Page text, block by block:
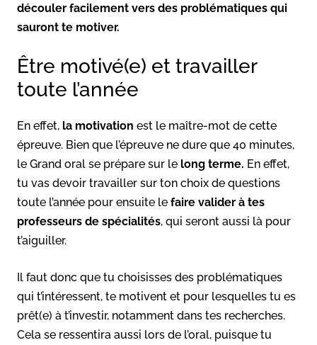
découler facilement vers des problématiques qui
sauront te motiver.
Être motivé(e) et travailler
toute l’année
En effet, la motivation est le maître-mot de cette
épreuve. Bien que l’épreuve ne dure que 40 minutes,
le Grand oral se prépare sur le long terme. En effet,
tu vas devoir travailler sur ton choix de questions
toute l’année pour ensuite le faire valider à tes
professeurs de spécialités, qui seront aussi là pour
t’aiguiller.
Il faut donc que tu choisisses des problématiques
qui t’intéressent, te motivent et pour lesquelles tu es
prêt(e) à t’investir, notamment dans tes recherches.
Cela se ressentira aussi lors de l’oral, puisque tu